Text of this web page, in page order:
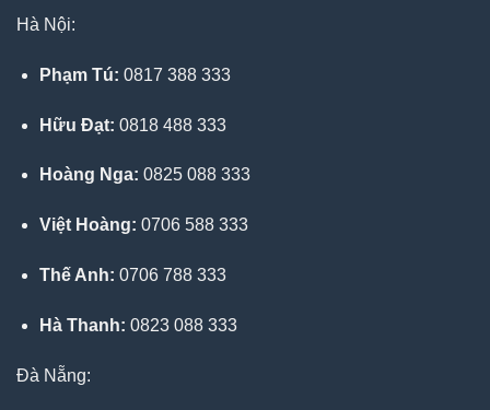
Hà Nội:
Phạm Tú: 0817 388 333
Hữu Đạt: 0818 488 333
Hoàng Nga: 0825 088 333
Việt Hoàng: 0706 588 333
Thế Anh: 0706 788 333
Hà Thanh: 0823 088 333
Đà Nẵng: